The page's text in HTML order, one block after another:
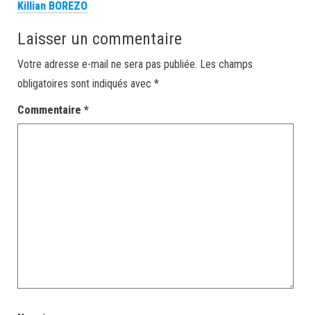
Killian BOREZO
Laisser un commentaire
Votre adresse e-mail ne sera pas publiée. Les champs
obligatoires sont indiqués avec *
Commentaire *